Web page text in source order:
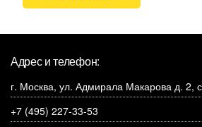
Адрес и телефон:
г. Москва, ул. Адмирала Макарова д. 2,
+7 (495) 227-33-53